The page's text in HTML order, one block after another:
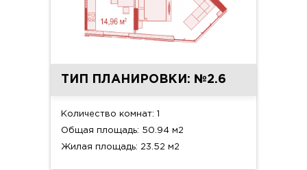
ТИП ПЛАНИРОВКИ: №2.6
Количество комнат: 1
Общая площадь: 50.94 м2
Жилая площадь: 23.52 м2